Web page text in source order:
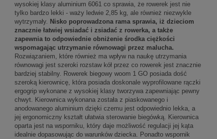
wysokiej klasy aluminium 6061 co sprawia, że rowerek jest nie
tylko bardzo lekki - waży ledwie 2,85 kg, ale również niezwykle
wytrzymały. Nisko poprowadzona rama sprawia, iż dzieciom
znacznie łatwiej wsiadać i zsiadać z rowerka, a także
zapewnia to odpowiednie obniżenie środka ciężkości
wspomagając utrzymanie równowagi przez malucha.
Rozwiązaniem, które również ma wpływ na naukę utrzymania
równowagi jest szeroki rozstaw kół przez co rowerek jest znacznie
bardziej stabilny. Rowerek biegowy woom 1 GO posiada dość
szeroką kierownicę, która posiada doskonale wyprofilowane rączki
ergogrip wykonane z wysokiej klasy tworzywa zapewniając pewny
chwyt. Kierownica wykonana została z piaskowanego i
anodowanego aluminium dzięki czemu jest odpowiednio lekka, a
jej ergonomiczny kształt ułatwia sterowanie biegówką. Kierownica
oparta jest na wsporniku, który daje możliwość regulacji jej kąta
idealnie dopasowując do warunków dziecka. Ponadto wspornik